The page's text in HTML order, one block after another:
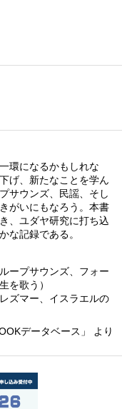
環になるかもしれな
げ、新たなことを学ん
サウンズ、民謡、そし
がいにもなろう。本書
、ユダヤ研究に打ち込
な記録である。
ープサウンズ、フォー
を歌う）
ズマー、イスラエルの
データベース」 より